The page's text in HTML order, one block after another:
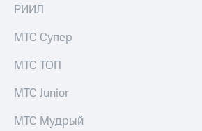
РИИЛ
МТС Супер
МТС ТОП
МТС Junior
МТС Мудрый